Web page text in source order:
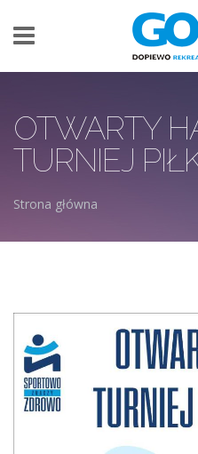
OTWARTY
TURNIEJ
Strona główna
plakatv2.jpg